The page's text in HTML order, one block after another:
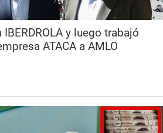
y luego trabajó
ATACA a AMLO